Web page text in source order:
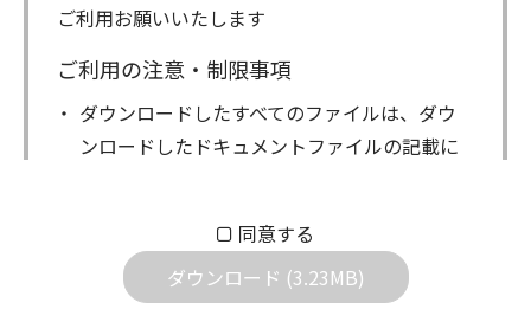
ご利用お願いいたします
ご利用の注意・制限事項
ダウンロードしたすべてのファイルは、ダウ
ンロードしたドキュメントファイルの記載に
社は一切の責任を負いません。また、ファイ
ルの内容などの変更は一切行わないでくださ
同意する
ダウンロード (3.23MB)